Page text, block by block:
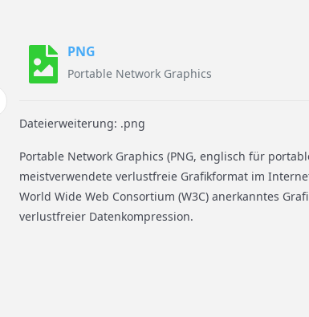
PNG
Portable Network Graphics
Dateierweiterung: .png
Portable Network Graphics (PNG, englisch für
meistverwendete verlustfreie Grafikformat im
World Wide Web Consortium (W3C) anerkanntes
verlustfreier Datenkompression.